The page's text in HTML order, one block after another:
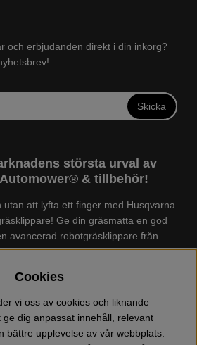
och erbjudanden direkt i din inkorg?
Skicka
största urval av
& tillbehör!
utan att lyfta ett finger med Husqvarna
Ge din gräsmatta en god
avancerad robotgräsklippare från
enHusqvarna Automower®för just din
urval av tillbehör och reservdelar till
och GARDENA. Vi säljer även
och trädgårdsprodukter så som:
skor, grästrimmer, röjsåg, häcksax,
Cookies
vi oss av cookies och liknande
dig anpassat innehåll, relevant
bättre upplevelse av vår webbplats.